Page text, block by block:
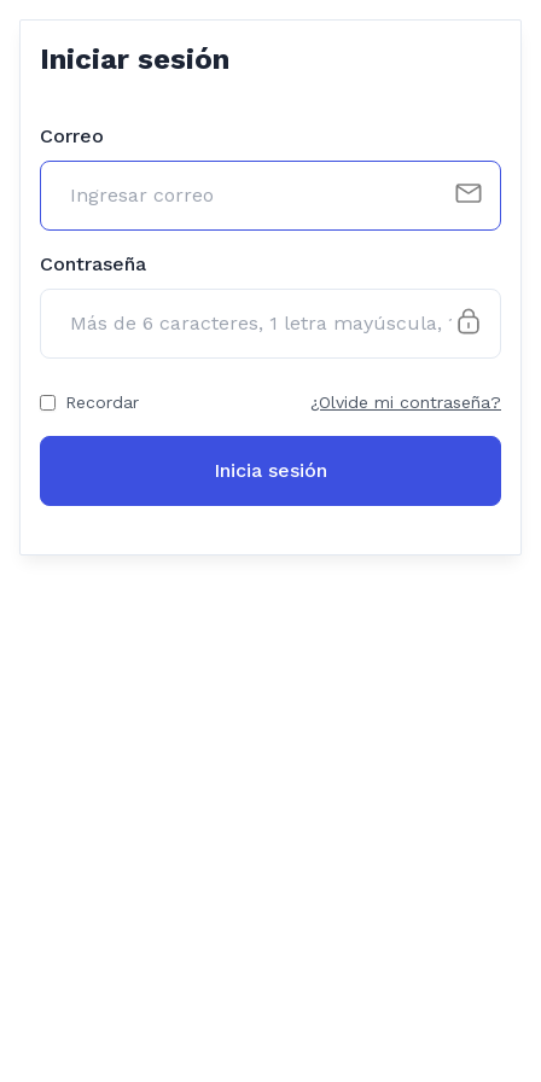
Iniciar sesión
Correo
Contraseña
Recordar ¿Olvide mi contraseña?